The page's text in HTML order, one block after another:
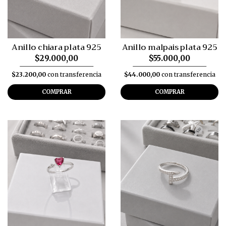
Anillo chiara plata 925
$29.000,00
$23.200,00 con transferencia
COMPRAR
Anillo malpais plata 925
$55.000,00
$44.000,00con transferencia
COMPRAR